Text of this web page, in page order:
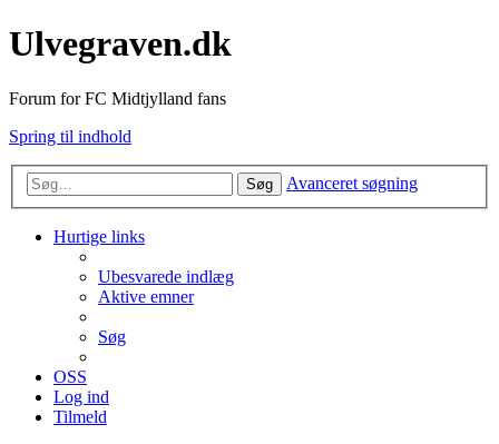
Ulvegraven.dk
Forum for FC Midtjylland fans
Spring til indhold
Søg Avanceret søgning
Hurtige links
Ubesvarede indlæg
Aktive emner
Søg
OSS
Log ind
Tilmeld